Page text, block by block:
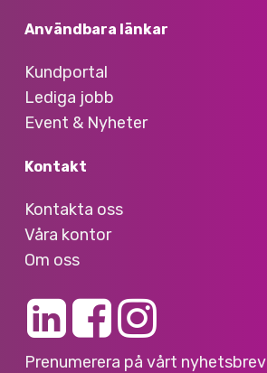
Användbara länkar
Kundportal
Lediga jobb
Event & Nyheter
Kontakt
Kontakta oss
Våra kontor
Om oss
Prenumerera på vårt nyhetsbrev